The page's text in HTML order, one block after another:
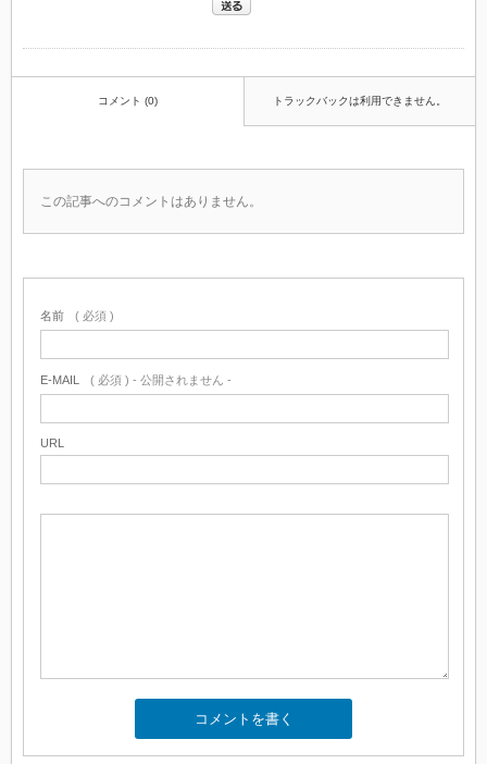
コメント (0) トラックバックは利用できません。
この記事へのコメントはありません。
名前 ( 必須 )
E-MAIL ( 必須 ) - 公開されません -
URL